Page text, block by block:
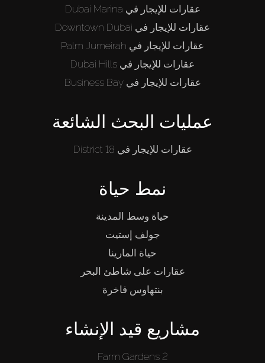
عقارات للإيجار في Dubai Marina
عقارات للإيجار في Downtown Dubai
عقارات للإيجار في Palm Jumeirah
عقارات للإيجار في Dubai Hills
عقارات للإيجار في Business Bay
عمليات البحث الشائعة
عقارات للإيجار في District 18
نمط حياة
حياة وسط المدينة
جولف إستيت
حياة المارينا
عقارات على شاطئ البحر
بنتهاوس فاخرة
مشاريع قيد الإنشاء
Farm Gardens 2